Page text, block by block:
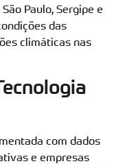
Paulo, Sergipe e
das
climáticas nas
com dados
e empresas